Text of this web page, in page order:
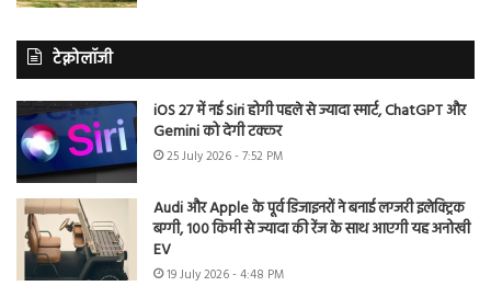
टेक्नोलॉजी
iOS 27 में नई Siri होगी पहले से ज्यादा स्मार्ट, ChatGPT और
Gemini को देगी टक्कर
25 July 2026 - 7:52 PM
Audi और Apple के पूर्व डिजाइनरों ने बनाई लग्जरी इलेक्ट्रिक
बग्गी, 100 किमी से ज्यादा की रेंज के साथ आएगी यह अनोखी
EV
19 July 2026 - 4:48 PM